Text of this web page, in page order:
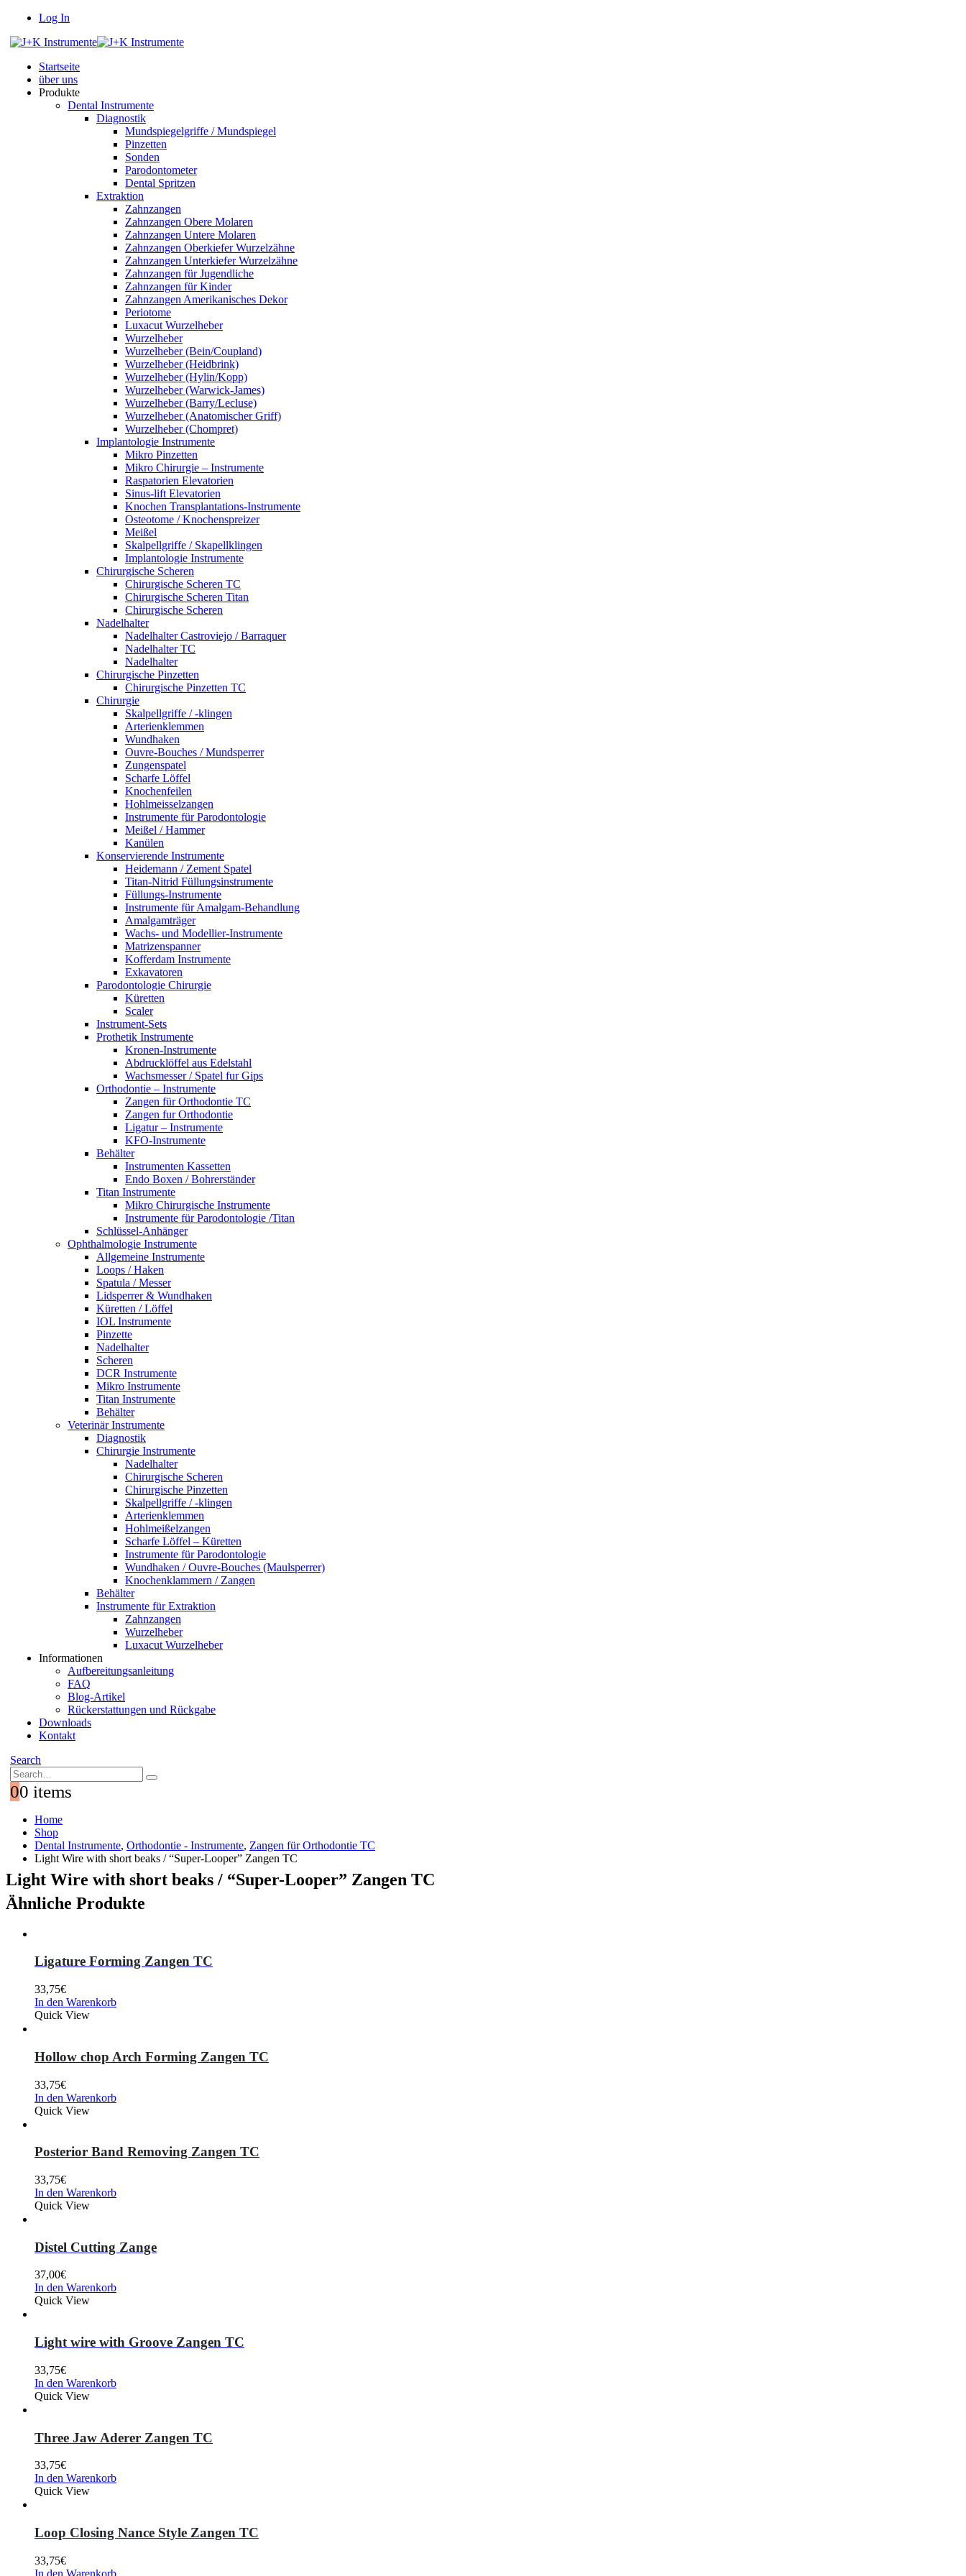
Log In
Startseite
über uns
Produkte
Dental Instrumente
Diagnostik
Mundspiegelgriffe / Mundspiegel
Pinzetten
Sonden
Parodontometer
Dental Spritzen
Extraktion
Zahnzangen
Zahnzangen Obere Molaren
Zahnzangen Untere Molaren
Zahnzangen Oberkiefer Wurzelzähne
Zahnzangen Unterkiefer Wurzelzähne
Zahnzangen für Jugendliche
Zahnzangen für Kinder
Zahnzangen Amerikanisches Dekor
Periotome
Luxacut Wurzelheber
Wurzelheber
Wurzelheber (Bein/Coupland)
Wurzelheber (Heidbrink)
Wurzelheber (Hylin/Kopp)
Wurzelheber (Warwick-James)
Wurzelheber (Barry/Lecluse)
Wurzelheber (Anatomischer Griff)
Wurzelheber (Chompret)
Implantologie Instrumente
Mikro Pinzetten
Mikro Chirurgie – Instrumente
Raspatorien Elevatorien
Sinus-lift Elevatorien
Knochen Transplantations-Instrumente
Osteotome / Knochenspreizer
Meißel
Skalpellgriffe / Skapellklingen
Implantologie Instrumente
Chirurgische Scheren
Chirurgische Scheren TC
Chirurgische Scheren Titan
Chirurgische Scheren
Nadelhalter
Nadelhalter Castroviejo / Barraquer
Nadelhalter TC
Nadelhalter
Chirurgische Pinzetten
Chirurgische Pinzetten TC
Chirurgie
Skalpellgriffe / -klingen
Arterienklemmen
Wundhaken
Ouvre-Bouches / Mundsperrer
Zungenspatel
Scharfe Löffel
Knochenfeilen
Hohlmeisselzangen
Instrumente für Parodontologie
Meißel / Hammer
Kanülen
Konservierende Instrumente
Heidemann / Zement Spatel
Titan-Nitrid Füllungsinstrumente
Füllungs-Instrumente
Instrumente für Amalgam-Behandlung
Amalgamträger
Wachs- und Modellier-Instrumente
Matrizenspanner
Kofferdam Instrumente
Exkavatoren
Parodontologie Chirurgie
Küretten
Scaler
Instrument-Sets
Prothetik Instrumente
Kronen-Instrumente
Abdrucklöffel aus Edelstahl
Wachsmesser / Spatel fur Gips
Orthodontie – Instrumente
Zangen für Orthodontie TC
Zangen fur Orthodontie
Ligatur – Instrumente
KFO-Instrumente
Behälter
Instrumenten Kassetten
Endo Boxen / Bohrerständer
Titan Instrumente
Mikro Chirurgische Instrumente
Instrumente für Parodontologie /Titan
Schlüssel-Anhänger
Ophthalmologie Instrumente
Allgemeine Instrumente
Loops / Haken
Spatula / Messer
Lidsperrer & Wundhaken
Küretten / Löffel
IOL Instrumente
Pinzette
Nadelhalter
Scheren
DCR Instrumente
Mikro Instrumente
Titan Instrumente
Behälter
Veterinär Instrumente
Diagnostik
Chirurgie Instrumente
Nadelhalter
Chirurgische Scheren
Chirurgische Pinzetten
Skalpellgriffe / -klingen
Arterienklemmen
Hohlmeißelzangen
Scharfe Löffel – Küretten
Instrumente für Parodontologie
Wundhaken / Ouvre-Bouches (Maulsperrer)
Knochenklammern / Zangen
Behälter
Instrumente für Extraktion
Zahnzangen
Wurzelheber
Luxacut Wurzelheber
Informationen
Aufbereitungsanleitung
FAQ
Blog-Artikel
Rückerstattungen und Rückgabe
Downloads
Kontakt
Search
00 items
Home
Shop
Dental Instrumente, Orthodontie - Instrumente, Zangen für Orthodontie TC
Light Wire with short beaks / “Super-Looper” Zangen TC
Light Wire with short beaks / “Super-Looper” Zangen TC
Ähnliche Produkte
Ligature Forming Zangen TC
33,75€
In den Warenkorb
Quick View
Hollow chop Arch Forming Zangen TC
33,75€
In den Warenkorb
Quick View
Posterior Band Removing Zangen TC
33,75€
In den Warenkorb
Quick View
Distel Cutting Zange
37,00€
In den Warenkorb
Quick View
Light wire with Groove Zangen TC
33,75€
In den Warenkorb
Quick View
Three Jaw Aderer Zangen TC
33,75€
In den Warenkorb
Quick View
Loop Closing Nance Style Zangen TC
33,75€
In den Warenkorb